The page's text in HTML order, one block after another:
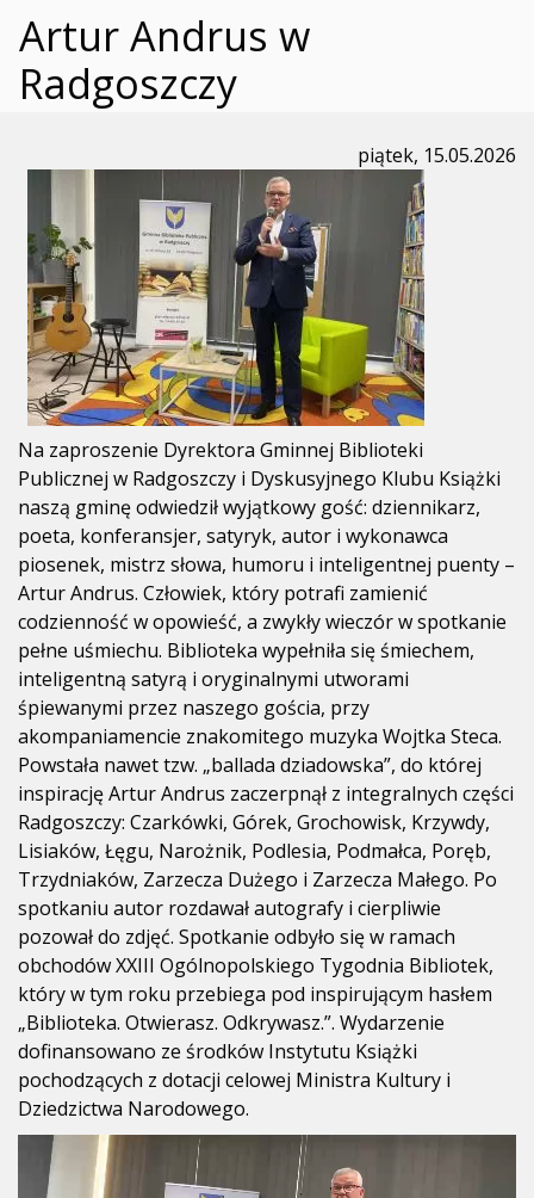
Artur Andrus w
Radgoszczy
piątek, 15.05.2026
Na zaproszenie Dyrektora Gminnej Biblioteki
Publicznej w Radgoszczy i Dyskusyjnego Klubu Książki
naszą gminę odwiedził wyjątkowy gość: dziennikarz,
poeta, konferansjer, satyryk, autor i wykonawca
piosenek, mistrz słowa, humoru i inteligentnej puenty –
Artur Andrus. Człowiek, który potrafi zamienić
codzienność w opowieść, a zwykły wieczór w spotkanie
pełne uśmiechu. Biblioteka wypełniła się śmiechem,
inteligentną satyrą i oryginalnymi utworami
śpiewanymi przez naszego gościa, przy
akompaniamencie znakomitego muzyka Wojtka Steca.
Powstała nawet tzw. „ballada dziadowska”, do której
inspirację Artur Andrus zaczerpnął z integralnych części
Radgoszczy: Czarkówki, Górek, Grochowisk, Krzywdy,
Lisiaków, Łęgu, Narożnik, Podlesia, Podmałca, Poręb,
Trzydniaków, Zarzecza Dużego i Zarzecza Małego. Po
spotkaniu autor rozdawał autografy i cierpliwie
pozował do zdjęć. Spotkanie odbyło się w ramach
obchodów XXIII Ogólnopolskiego Tygodnia Bibliotek,
który w tym roku przebiega pod inspirującym hasłem
„Biblioteka. Otwierasz. Odkrywasz.”. Wydarzenie
dofinansowano ze środków Instytutu Książki
pochodzących z dotacji celowej Ministra Kultury i
Dziedzictwa Narodowego.
Odtwarzacz
video